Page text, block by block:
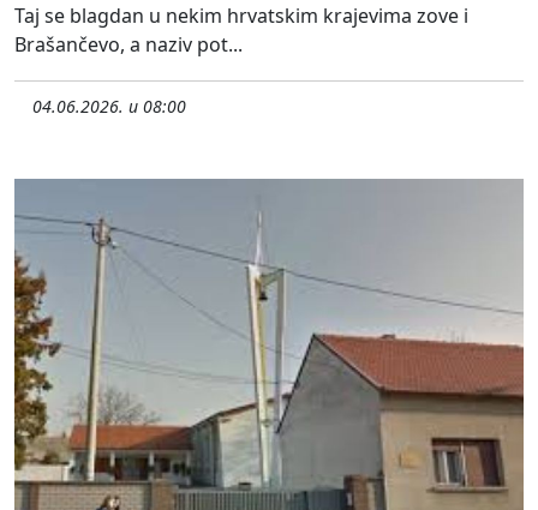
Taj se blagdan u nekim hrvatskim krajevima zove i
Brašančevo, a naziv pot...
04.06.2026. u 08:00